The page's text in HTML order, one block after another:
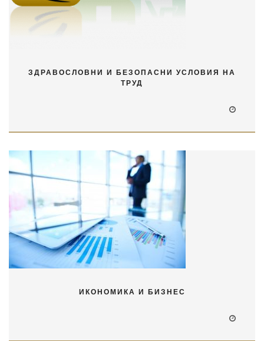
ЗДРАВОСЛОВНИ И БЕЗОПАСНИ УСЛОВИЯ НА
ТРУД
ИКОНОМИКА И БИЗНЕС